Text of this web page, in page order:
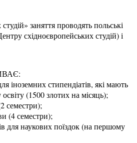
заняття проводять польські
східноєвропейських студій) і
іноземних стипендіатів, які мають
(1500 злотих на місяць);
семестри);
(4 семестри);
для наукових поїздок (на першому